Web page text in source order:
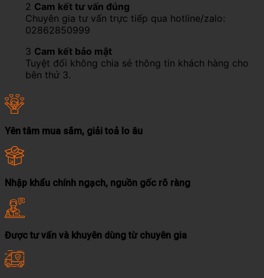
2 Cam kết tư vấn đúng
Chuyên gia tư vấn trực tiếp qua hotline/zalo:
02862850999
3 Cam kết bảo mật
Tuyệt đối không chia sẻ thông tin khách hàng cho
bên thứ 3.
Yên tâm mua sắm, giải toả lo âu
Nhập khẩu chính ngạch, nguồn gốc rõ ràng
Được tư vấn và khuyên dùng từ chuyên gia